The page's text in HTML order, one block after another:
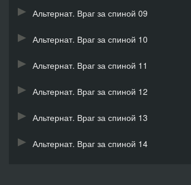
Альтернат. Враг за спиной 09
Альтернат. Враг за спиной 10
Альтернат. Враг за спиной 11
Альтернат. Враг за спиной 12
Альтернат. Враг за спиной 13
Альтернат. Враг за спиной 14